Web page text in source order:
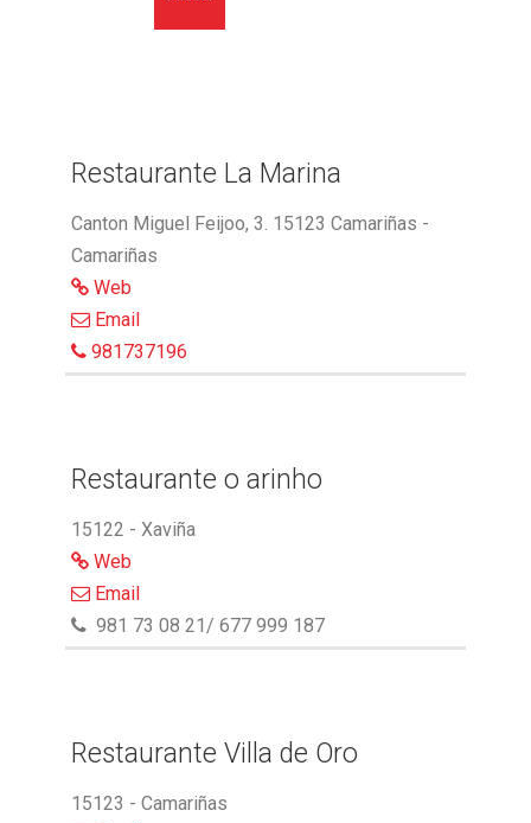
Restaurante La Marina
Canton Miguel Feijoo, 3. 15123 Camariñas -
Camariñas
Web
Email
981737196
Restaurante o arinho
15122 - Xaviña
Web
Email
981 73 08 21/ 677 999 187
Restaurante Villa de Oro
15123 - Camariñas